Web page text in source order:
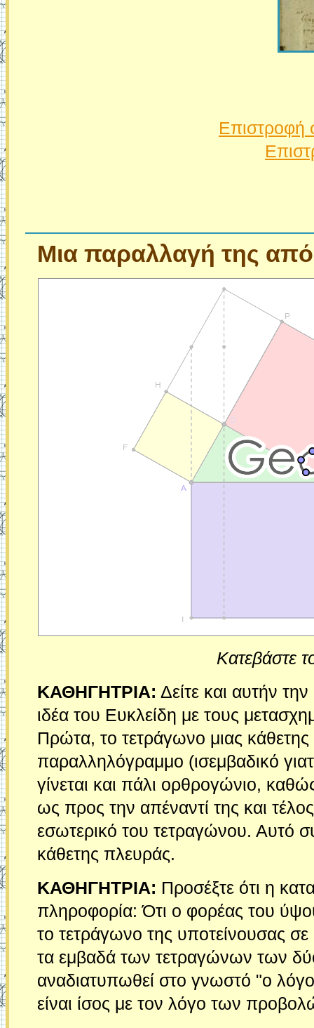
Επιστροφή
Μια παραλλαγή της
Κατεβάστε
ΚΑΘΗΓΗΤΡΙΑ: Δείτε και αυτήν
ιδέα του Ευκλείδη με τους
Πρώτα, το τετράγωνο μιας κάθετης
παραλληλόγραμμο (ισεμβαδικό
γίνεται και πάλι ορθρογώνιο,
ως προς την απέναντί της και
εσωτερικό του τετραγώνου. Αυτό
κάθετης πλευράς.
ΚΑΘΗΓΗΤΡΙΑ: Προσέξτε ότι η
πληροφορία: Ότι ο φορέας του
το τετράγωνο της υποτείνουσας
τα εμβαδά των τετραγώνων των
αναδιατυπωθεί στο γνωστό "ο
είναι ίσος με τον λόγο των